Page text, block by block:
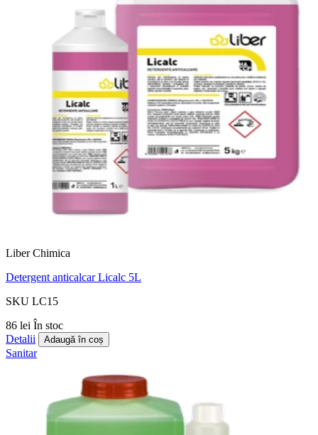
Liber Chimica
Detergent anticalcar Licalc 5L
SKU LC15
86 lei În stoc
Detalii
Adaugă în coș
Sanitar